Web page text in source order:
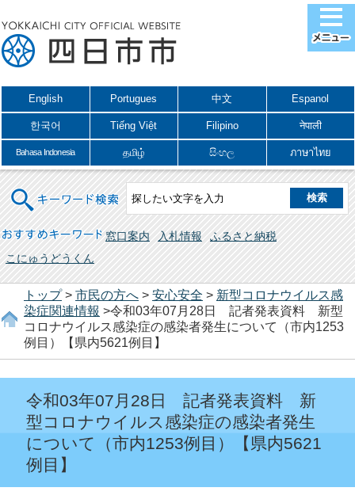
English Portugues 中文 Espanol
한국어 Tiếng Việt Filipino नेपाली
Bahasa Indonesia தமிழ் සිංහල ภาษาไทย
キーワード検索
おすすめキーワード 窓口案内 入札情報
ふるさと納税
こにゅうどうくん
トップ> 市民の方へ > 安心安全 > 新型コロナウイルス感
染症関連情報 >令和03年07月28日 記者発表資料 新型
コロナウイルス感染症の感染者発生について（市内1253
例目）【県内5621例目】
令和03年07月28日 記者発表資料 新
型コロナウイルス感染症の感染者発生
について（市内1253例目）【県内5621
例目】